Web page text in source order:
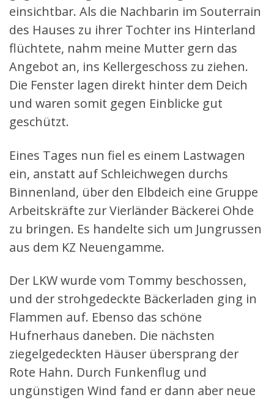
einsichtbar. Als die Nachbarin im Souterrain
des Hauses zu ihrer Tochter ins Hinterland
flüchtete, nahm meine Mutter gern das
Angebot an, ins Kellergeschoss zu ziehen.
Die Fenster lagen direkt hinter dem Deich
und waren somit gegen Einblicke gut
geschützt.
Eines Tages nun fiel es einem Lastwagen
ein, anstatt auf Schleichwegen durchs
Binnenland, über den Elbdeich eine Gruppe
Arbeitskräfte zur Vierländer Bäckerei Ohde
zu bringen. Es handelte sich um Jungrussen
aus dem KZ Neuengamme.
Der LKW wurde vom Tommy beschossen,
und der strohgedeckte Bäckerladen ging in
Flammen auf. Ebenso das schöne
Hufnerhaus daneben. Die nächsten
ziegelgedeckten Häuser übersprang der
Rote Hahn. Durch Funkenflug und
ungünstigen Wind fand er dann aber neue